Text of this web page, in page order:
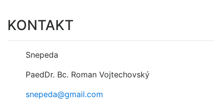
KONTAKT
Snepeda
PaedDr. Bc. Roman Vojtechovský
snepeda@gmail.com